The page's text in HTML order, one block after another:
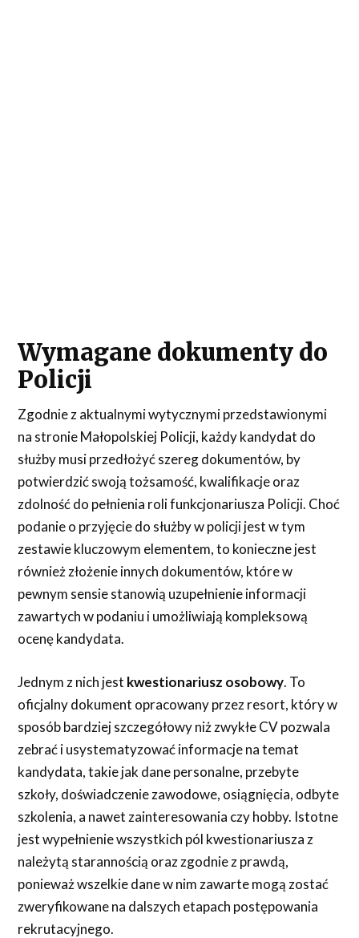
Wymagane dokumenty do
Policji
Zgodnie z aktualnymi wytycznymi przedstawionymi
na stronie Małopolskiej Policji, każdy kandydat do
służby musi przedłożyć szereg dokumentów, by
potwierdzić swoją tożsamość, kwalifikacje oraz
zdolność do pełnienia roli funkcjonariusza Policji. Choć
podanie o przyjęcie do służby w policji jest w tym
zestawie kluczowym elementem, to konieczne jest
również złożenie innych dokumentów, które w
pewnym sensie stanowią uzupełnienie informacji
zawartych w podaniu i umożliwiają kompleksową
ocenę kandydata.
Jednym z nich jest kwestionariusz osobowy. To
oficjalny dokument opracowany przez resort, który w
sposób bardziej szczegółowy niż zwykłe CV pozwala
zebrać i usystematyzować informacje na temat
kandydata, takie jak dane personalne, przebyte
szkoły, doświadczenie zawodowe, osiągnięcia, odbyte
szkolenia, a nawet zainteresowania czy hobby. Istotne
jest wypełnienie wszystkich pól kwestionariusza z
należytą starannością oraz zgodnie z prawdą,
ponieważ wszelkie dane w nim zawarte mogą zostać
zweryfikowane na dalszych etapach postępowania
rekrutacyjnego.